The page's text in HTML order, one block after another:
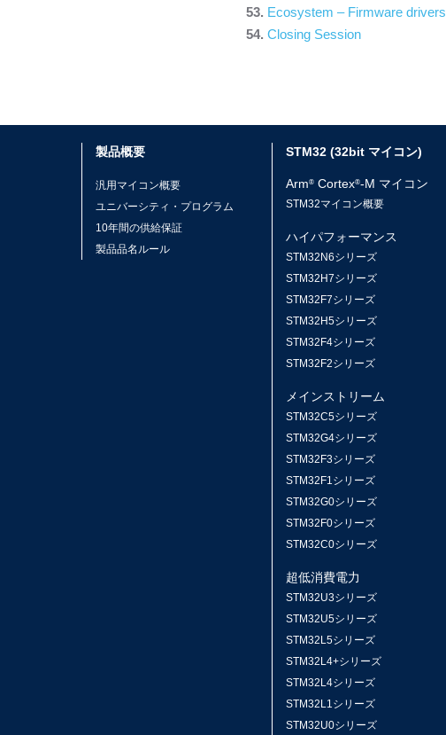
Ecosystem – Firmware drivers
Closing Session
製品概要
汎用マイコン概要
ユニバーシティ・プログラム
10年間の供給保証
製品品名ルール
STM32 (32bit マイコン)
Arm® Cortex®-M マイコン
STM32マイコン概要
ハイパフォーマンス
STM32N6シリーズ
STM32H7シリーズ
STM32F7シリーズ
STM32H5シリーズ
STM32F4シリーズ
STM32F2シリーズ
メインストリーム
STM32C5シリーズ
STM32G4シリーズ
STM32F3シリーズ
STM32F1シリーズ
STM32G0シリーズ
STM32F0シリーズ
STM32C0シリーズ
超低消費電力
STM32U3シリーズ
STM32U5シリーズ
STM32L5シリーズ
STM32L4+シリーズ
STM32L4シリーズ
STM32L1シリーズ
STM32U0シリーズ